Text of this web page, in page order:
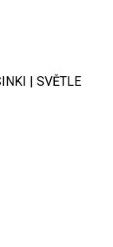
| SVĚTLE